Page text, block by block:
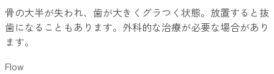
骨の大半が失われ、歯が大きくグラつく状態。放置すると抜
歯になることもあります。外科的な治療が必要な場合があり
ます。
Flow